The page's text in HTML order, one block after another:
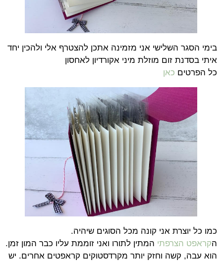
בימי הסגר השלישי אני מזמינה אתכן להצטרף אלי ולהכין יחד
איתי בסדנת זום מוזלת מיני אקורדיון לאחסון
כל הפרטים כאן
כמו כל יוצרת אני קונה מכל הסוגים שיהיה.
הקראפט הצרפתי המתין לתורו ואני זוממת עליו כבר המון זמן.
הוא עבה, קשה וחזק יותר מקרדסטוקים קראפטים אחרים. יש